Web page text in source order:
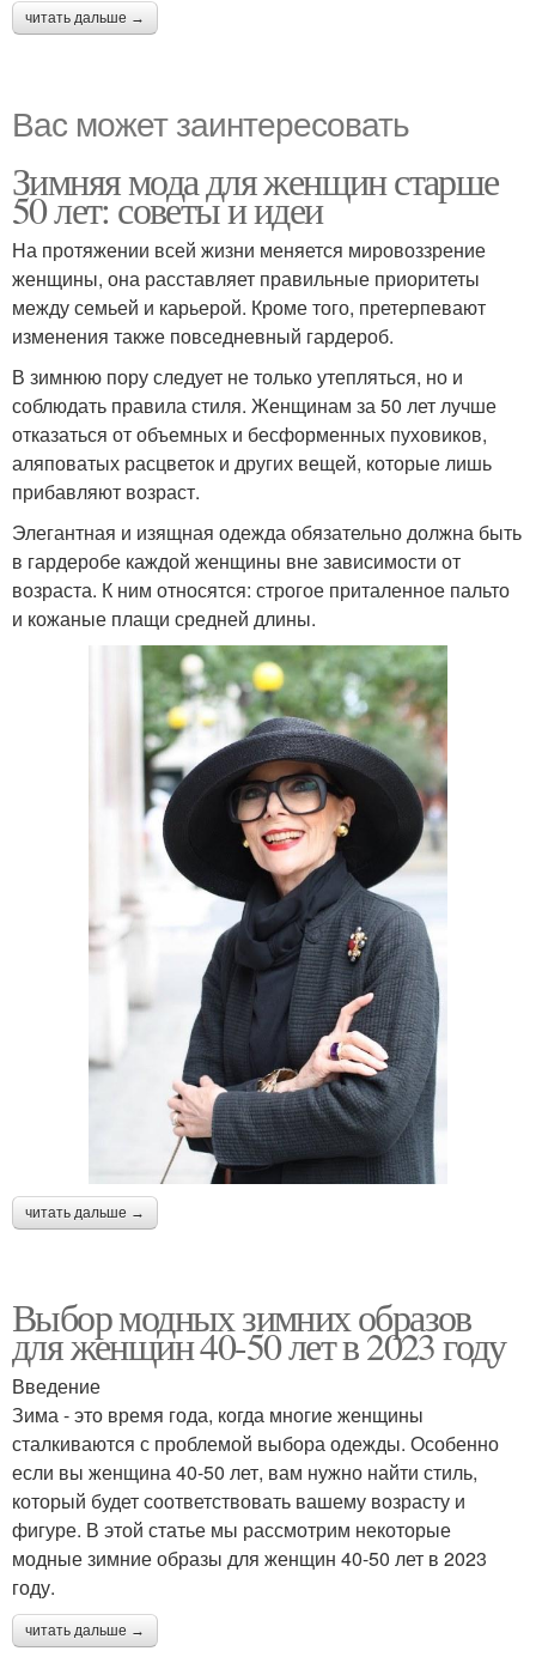
читать дальше →
Вас может заинтересовать
Зимняя мода для женщин старше
50 лет: советы и идеи
На протяжении всей жизни меняется мировоззрение
женщины, она расставляет правильные приоритеты
между семьей и карьерой. Кроме того, претерпевают
изменения также повседневный гардероб.
В зимнюю пору следует не только утепляться, но и
соблюдать правила стиля. Женщинам за 50 лет лучше
отказаться от объемных и бесформенных пуховиков,
аляповатых расцветок и других вещей, которые лишь
прибавляют возраст.
Элегантная и изящная одежда обязательно должна быть
в гардеробе каждой женщины вне зависимости от
возраста. К ним относятся: строгое приталенное пальто
и кожаные плащи средней длины.
читать дальше →
Выбор модных зимних образов
для женщин 40-50 лет в 2023 году
Введение
Зима - это время года, когда многие женщины
сталкиваются с проблемой выбора одежды. Особенно
если вы женщина 40-50 лет, вам нужно найти стиль,
который будет соответствовать вашему возрасту и
фигуре. В этой статье мы рассмотрим некоторые
модные зимние образы для женщин 40-50 лет в 2023
году.
читать дальше →